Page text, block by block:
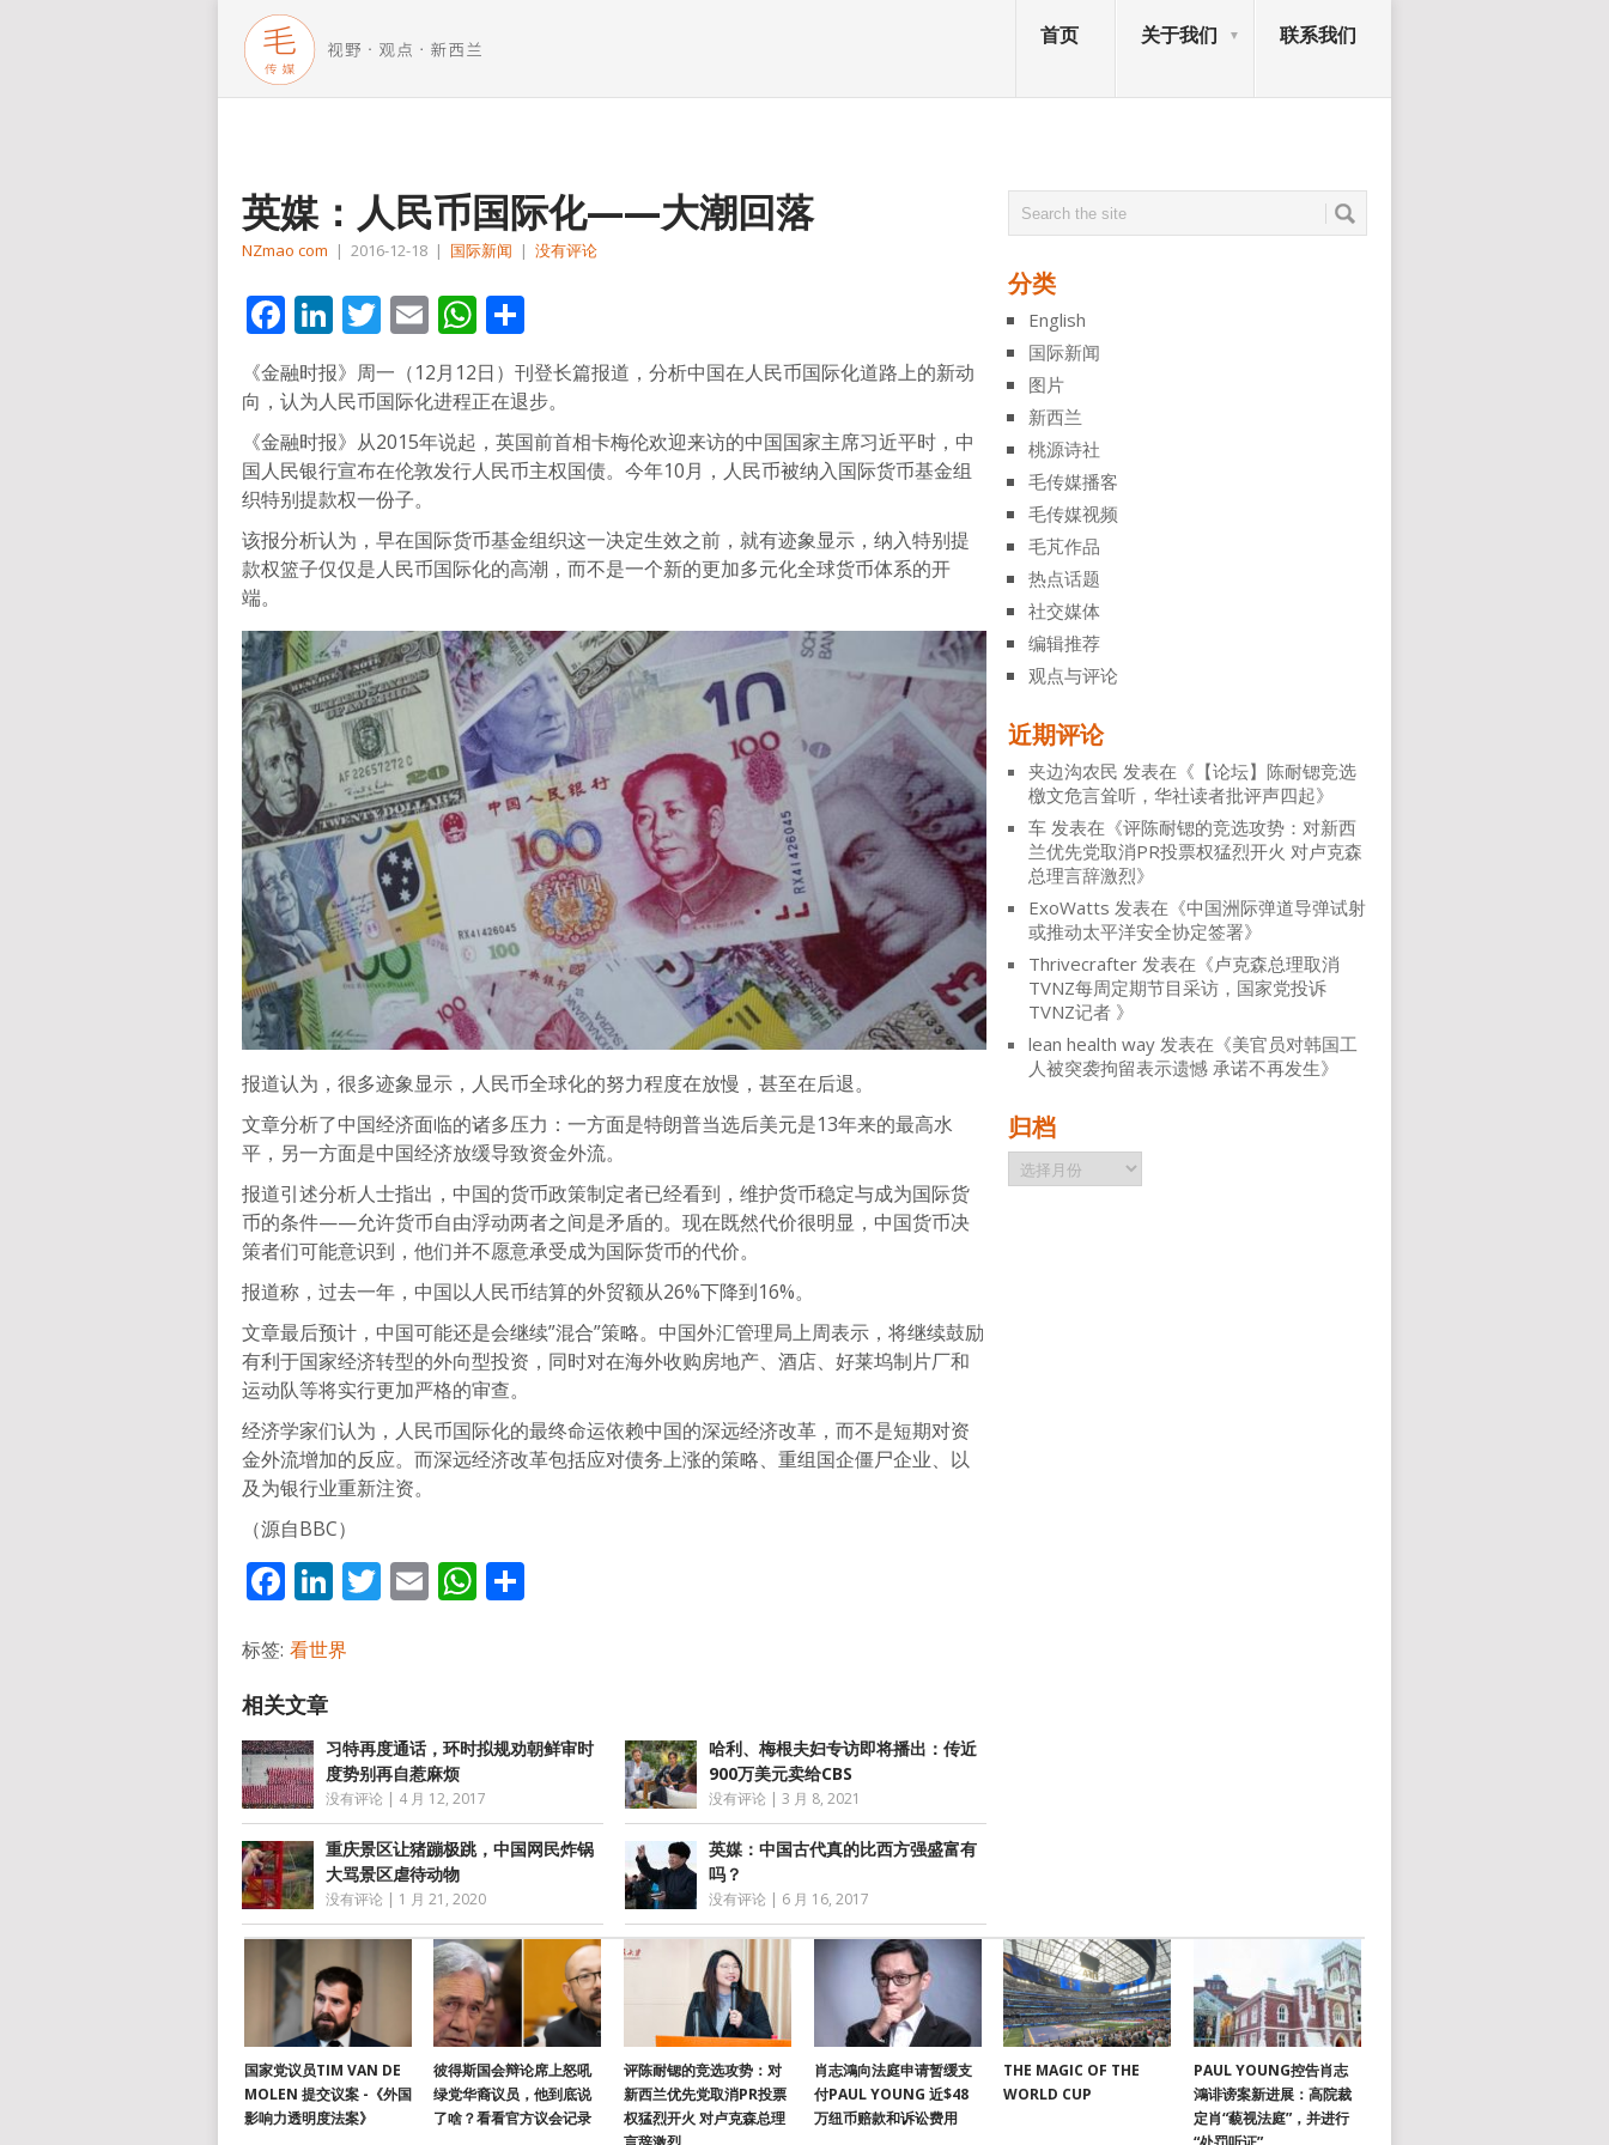
首页 关于我们 联系我们
英媒：人民币国际化——大潮回落
NZmao com | 2016-12-18 | 国际新闻 | 没有评论
Facebook
LinkedIn
Twitter
EmailWhatsApp
享
《金融时报》周一（12月12日）刊登长篇报道，分析中国在人民币国际化道路上的新动
向，认为人民币国际化进程正在退步。
《金融时报》从2015年说起，英国前首相卡梅伦欢迎来访的中国国家主席习近平时，中
国人民银行宣布在伦敦发行人民币主权国债。今年10月，人民币被纳入国际货币基金组
织特别提款权一份子。
该报分析认为，早在国际货币基金组织这一决定生效之前，就有迹象显示，纳入特别提
款权篮子仅仅是人民币国际化的高潮，而不是一个新的更加多元化全球货币体系的开
端。
报道认为，很多迹象显示，人民币全球化的努力程度在放慢，甚至在后退。
文章分析了中国经济面临的诸多压力：一方面是特朗普当选后美元是13年来的最高水
平，另一方面是中国经济放缓导致资金外流。
报道引述分析人士指出，中国的货币政策制定者已经看到，维护货币稳定与成为国际货
币的条件——允许货币自由浮动两者之间是矛盾的。现在既然代价很明显，中国货币决
策者们可能意识到，他们并不愿意承受成为国际货币的代价。
报道称，过去一年，中国以人民币结算的外贸额从26%下降到16%。
文章最后预计，中国可能还是会继续”混合”策略。中国外汇管理局上周表示，将继续鼓励
有利于国家经济转型的外向型投资，同时对在海外收购房地产、酒店、好莱坞制片厂和
运动队等将实行更加严格的审查。
经济学家们认为，人民币国际化的最终命运依赖中国的深远经济改革，而不是短期对资
金外流增加的反应。而深远经济改革包括应对债务上涨的策略、重组国企僵尸企业、以
及为银行业重新注资。
（源自BBC）
Facebook
LinkedIn
Twitter
EmailWhatsApp
标签: 看世界
习特再度通话，环时拟规劝朝鲜审时
度势别再自惹麻烦
没有评论 | 4 月 12, 2017
哈利、梅根夫妇专访即将播出：传近
900万美元卖给CBS
没有评论 |3 月 8, 2021
重庆景区让猪蹦极跳，中国网民炸锅
大骂景区虐待动物
没有评论 | 1 月 21, 2020
英媒：中国古代真的比西方强盛富有
吗？
没有评论 | 6 月 16, 2017
分类
English
国际新闻
图片
新西兰
桃源诗社
毛传媒播客
毛传媒视频
毛芃作品
热点话题
社交媒体
编辑推荐
观点与评论
近期评论
夹边沟农民 发表在《 【论坛】陈耐锶竞选
檄文危言耸听，华社读者批评声四起》
车 发表在《评陈耐锶的竞选攻势：对新西
兰优先党取消PR投票权猛烈开火 对卢克森
总理言辞激烈》
ExoWatts 发表在《中国洲际弹道导弹试射
或推动太平洋安全协定签署》
Thrivecrafter 发表在《卢克森总理取消
TVNZ每周定期节目采访，国家党投诉
TVNZ记者 》
lean health way 发表在《美官员对韩国工
人被突袭拘留表示遗憾 承诺不再发生》
归档
归
档
国家党议员TIM VAN DE
MOLEN 提交议案 -《外国
影响力透明度法案》
彼得斯国会辩论席上怒吼
绿党华裔议员，他到底说
了啥？看看官方议会记录
评陈耐锶的竞选攻势：对
新西兰优先党取消PR投票
权猛烈开火 对卢克森总理
肖志鴻向法庭申请暂缓支
付PAUL YOUNG 近$48
万纽币赔款和诉讼费用
THE MAGIC OF THE
WORLD CUP
PAUL YOUNG控告肖志
鴻诽谤案新进展：高院裁
定肖“藐视法庭”，并进行